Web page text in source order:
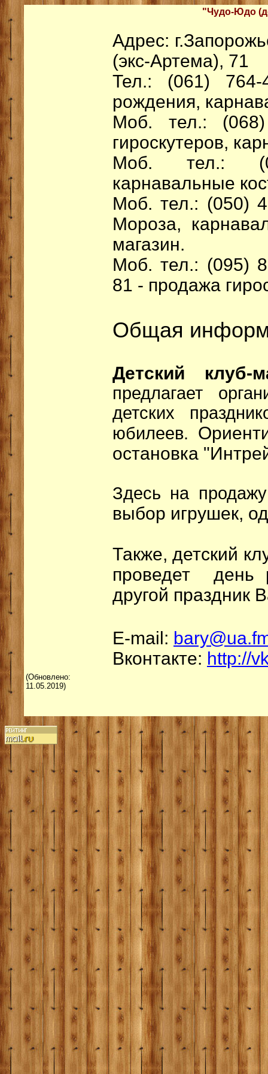
"Чудо-Юдо (
Адрес:
(экс-Артема), 71
Тел.: (061)
рождения,
Моб. тел.:
гироскутеров,
Моб. тел.:
карнавальные
Моб. тел.: (050)
Мороза,
магазин.
Моб. тел.: (095)
81 - продажа
Общая
Детский клуб-
предлагает
детских
юбилеев.
остановка
Здесь на
выбор игрушек,
Также, детский
проведет день
другой праздник
E-mail:
Вконтакте: http://
(Обновлено:
11.05.2019)